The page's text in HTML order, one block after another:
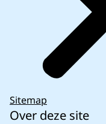
Sitemap
Over deze site